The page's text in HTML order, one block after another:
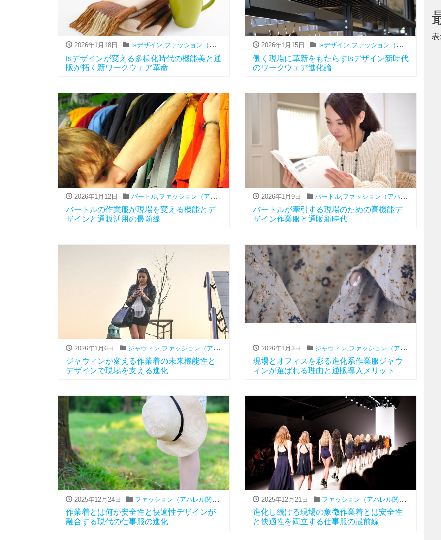
2026年1月18日 tsデザイン,ファッション（アパレル関連） ,通販
tsデザインが変える多様化時代の機能美と通
販が拓く新ワークウェア革命
2026年1月15日 tsデザイン,ファッション（アパレル関連）
働く現場に革新をもたらすtsデザイン新時代
のワークウェア進化論
2026年1月12日 バートル, ファッション（アパレル関連） 通販
バートルの作業服が現場を変える機能とデ
ザインと通販活用の最前線
2026年1月9日 バートル, ファッション（アパレル関連）
バートルが牽引する現場のための高機能デ
ザイン作業服と通販新時代
2026年1月6日 ジャウィン ファッション（アパレル関連） ,通販
ジャウィンが変える作業着の未来機能性と
デザインで現場を支える進化
2026年1月3日 ジャウィン ファッション（アパレル関連）
現場とオフィスを彩る進化系作業服ジャウ
ィンが選ばれる理由と通販導入メリット
2025年12月24日 ファッション（アパレル関連） ,作業着とは
作業着とは何か安全性と快適性デザインが
融合する現代の仕事服の進化
2025年12月21日 ファッション（アパレル関連）
進化し続ける現場の象徴作業着とは安全性
と快適性を両立する仕事服の最前線
表